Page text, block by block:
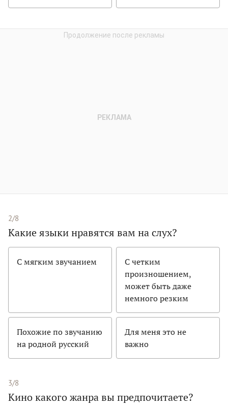
2/8
Какие языки нравятся вам на слух?
С мягким звучанием
С четким
произношением,
может быть даже
немного резким
Похожие по звучанию
на родной русский
Для меня это не
важно
3/8
Кино какого жанра вы предпочитаете?